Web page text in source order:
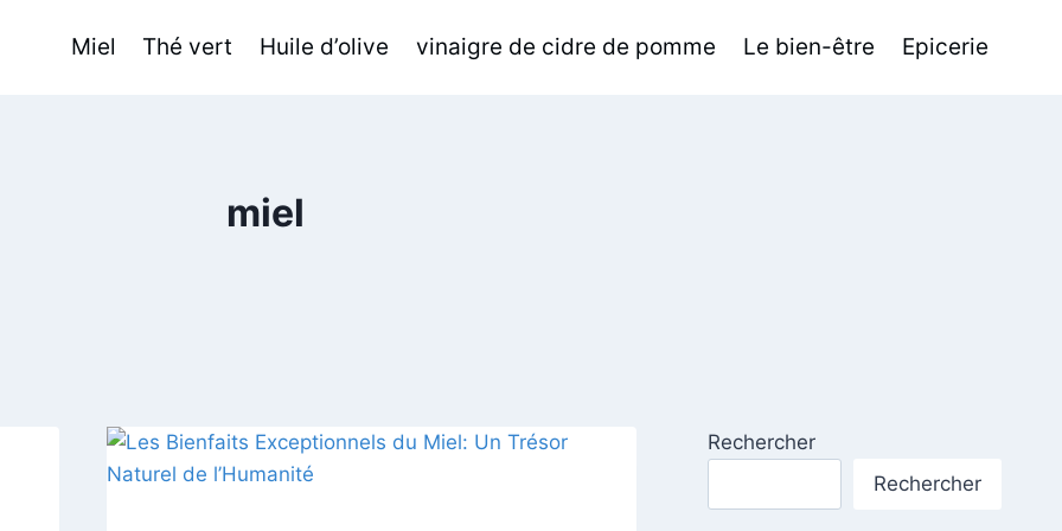
Miel Thé vert Huile d’olive vinaigre de cidre de pomme Le bien-être Epicerie
miel
Rechercher
Rechercher